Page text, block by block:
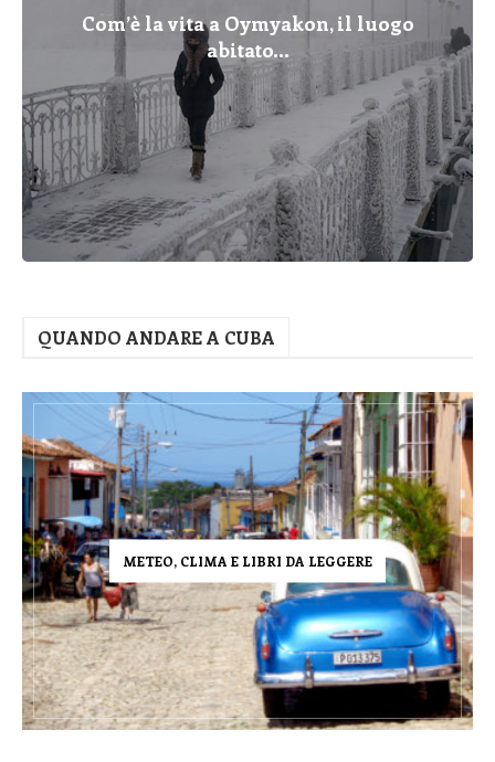
Com’è la vita a Oymyakon, il luogo
abitato...
QUANDO ANDARE A CUBA
METEO, CLIMA E LIBRI DA LEGGERE